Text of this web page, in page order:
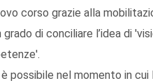
corso grazie alla
di conciliare l’idea di
possibile nel momento in cui